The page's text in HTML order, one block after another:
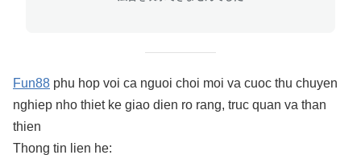
Fun88 phu hop voi ca nguoi choi moi va cuoc thu chuyen
nghiep nho thiet ke giao dien ro rang, truc quan va than
thien
Thong tin lien he: